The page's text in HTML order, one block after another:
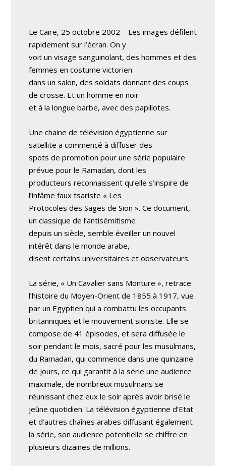
Le Caire, 25 octobre 2002 – Les images défilent
rapidement sur l’écran. On y
voit un visage sanguinolant, des hommes et des
femmes en costume victorien
dans un salon, des soldats donnant des coups
de crosse. Et un homme en noir
et à la longue barbe, avec des papillotes.
Une chaine de télévision égyptienne sur
satellite a commencé à diffuser des
spots de promotion pour une série populaire
prévue pour le Ramadan, dont les
producteurs reconnaissent qu’elle s’inspire de
l’infâme faux tsariste « Les
Protocoles des Sages de Sion ». Ce document,
un classique de l’antisémitisme
depuis un siècle, semble éveiller un nouvel
intérêt dans le monde arabe,
disent certains universitaires et observateurs.
La série, « Un Cavalier sans Monture », retrace
l’histoire du Moyen-Orient de 1855 à 1917, vue
par un Egyptien qui a combattu les occupants
britanniques et le mouvement sioniste. Elle se
compose de 41 épisodes, et sera diffusée le
soir pendant le mois, sacré pour les musulmans,
du Ramadan, qui commence dans une quinzaine
de jours, ce qui garantit à la série une audience
maximale, de nombreux musulmans se
réunissant chez eux le soir après avoir brisé le
jeûne quotidien. La télévision égyptienne d’Etat
et d’autres chaînes arabes diffusant également
la série, son audience potentielle se chiffre en
plusieurs dizaines de millions.